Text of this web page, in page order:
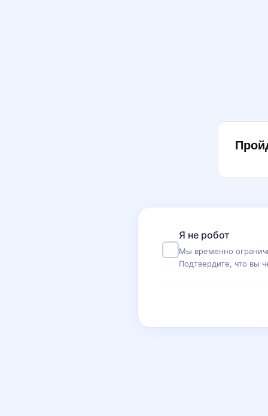
Я не робот
Мы временно
Подтвердите, что вы